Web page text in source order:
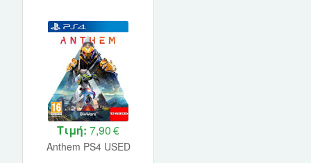
Τιμή: 7,90 €
Anthem PS4 USED